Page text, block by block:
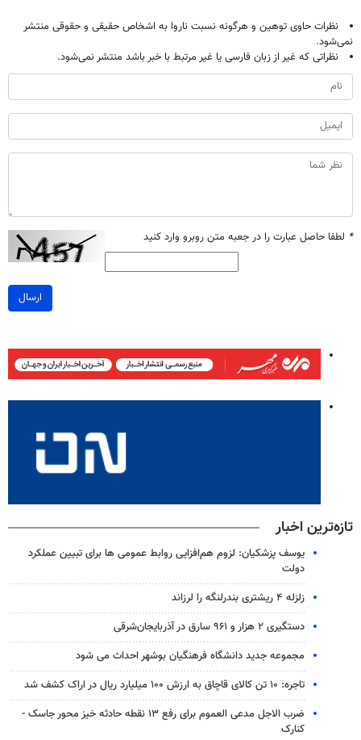
نظرات حاوی توهین و هرگونه نسبت ناروا به اشخاص حقیقی و حقوقی منتشر
نمی‌شود.
نظراتی که غیر از زبان فارسی یا غیر مرتبط با خبر باشد منتشر نمی‌شود.
* لطفا حاصل عبارت را در جعبه متن روبرو وارد کنید
ارسال
تازه‌ترین اخبار
یوسف پزشکیان: لزوم هم‌افزایی روابط‌ عمومی ها برای تبیین عملکرد
دولت
زلزله ۴ ریشتری بندرلنگه را لرزاند
دستگیری ۲ هزار و ۹۶۱ سارق در آذربایجان‌شرقی
مجموعه جدید دانشگاه فرهنگیان بوشهر احداث می شود
تاجره: ۱۰ تن کالای قاچاق به ارزش ۱۰۰ میلیارد ریال در اراک کشف شد
ضرب الاجل مدعی العموم برای رفع ۱۳ نقطه حادثه خیز محور جاسک -
کنارک